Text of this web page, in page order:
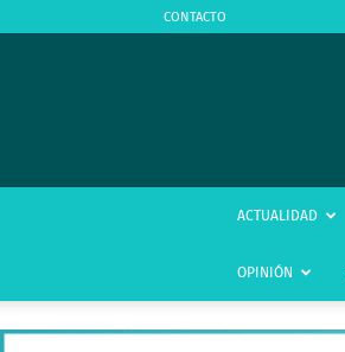
CONTACTO
ACTUALIDAD
OPINIÓN